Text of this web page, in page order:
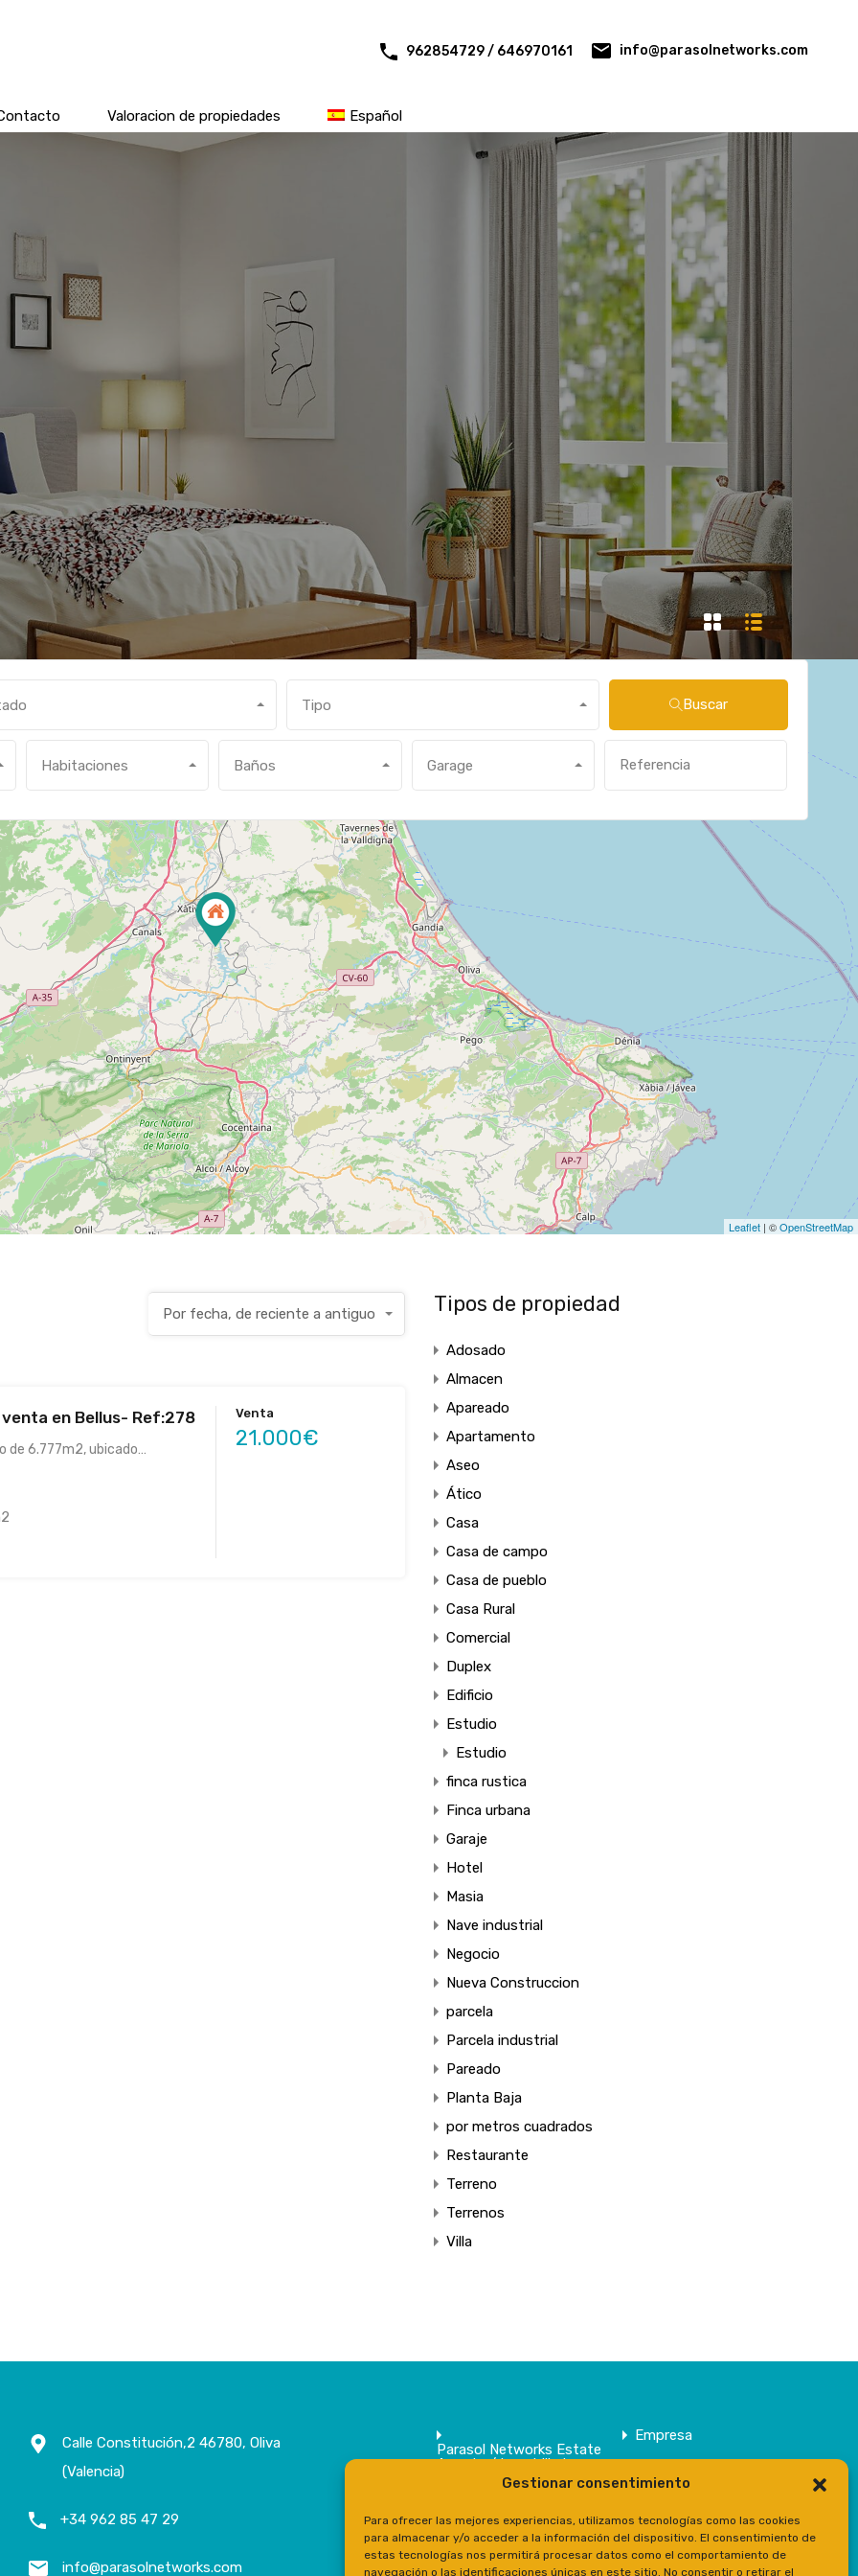
Gestionar consentimiento
Para ofrecer las mejores experiencias, utilizamos tecnologías como las cookies
para almacenar y/o acceder a la información del dispositivo. El consentimiento de
estas tecnologías nos permitirá procesar datos como el comportamiento de
navegación o las identificaciones únicas en este sitio. No consentir o retirar el
962854729 / 646970161 info@parasolnetworks.com
Valoracion de propiedades Español
Tipo Buscar
Habitaciones Baños Garage
Leaflet | ©OpenStreetMap
Por fecha, de reciente a antiguo
en Bellus- Ref:278
de 6.777m2, ubicado…
Venta
21.000€
Tipos de propiedad
Adosado
Almacen
Apareado
Apartamento
Aseo
Ático
Casa
Casa de campo
Casa de pueblo
Casa Rural
Comercial
Duplex
Edificio
Estudio
Estudio
finca rustica
Finca urbana
Garaje
Hotel
Masia
Nave industrial
Negocio
Nueva Construccion
parcela
Parcela industrial
Pareado
Planta Baja
por metros cuadrados
Restaurante
Terreno
Terrenos
Villa
Calle Constitución,2 46780, Oliva
(Valencia)
+34 962 85 47 29
info@parasolnetworks.com
Parasol Networks Estate
Agents / Inmobiliaria
Empresa
Prensa